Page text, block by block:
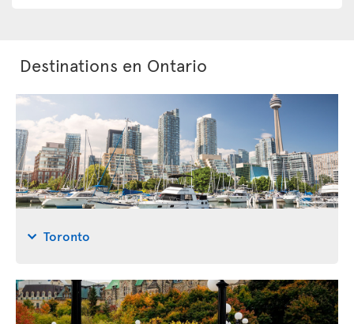
Destinations en Ontario
Toronto